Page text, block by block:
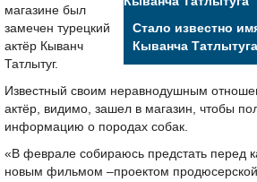
Стало известно
Кыванча Татлытуга
магазине был
замечен турецкий
актёр Кыванч
Татлытуг.
Известный своим неравнодушным
актёр, видимо, зашел в магазин, чтобы
информацию о породах собак.
«В феврале собираюсь предстать перед
новым фильмом –проектом